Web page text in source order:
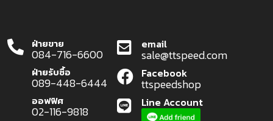
ฝ่ายขาย
084-716-6600
ฝ่ายรับซื้อ
089-448-6444
ออฟฟิศ
02-116-9818
email
sale@ttspeed.com
Facebook
ttspeedshop
Line Account